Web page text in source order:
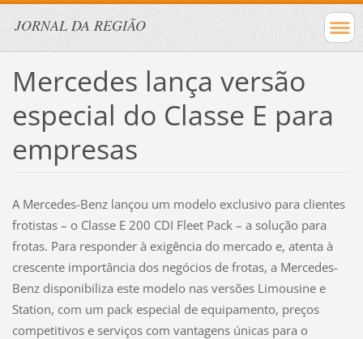
JORNAL DA REGIÃO
Mercedes lança versão
especial do Classe E para
empresas
A Mercedes-Benz lançou um modelo exclusivo para clientes
frotistas – o Classe E 200 CDI Fleet Pack – a solução para
frotas. Para responder à exigência do mercado e, atenta à
crescente importância dos negócios de frotas, a Mercedes-
Benz disponibiliza este modelo nas versões Limousine e
Station, com um pack especial de equipamento, preços
competitivos e serviços com vantagens únicas para o